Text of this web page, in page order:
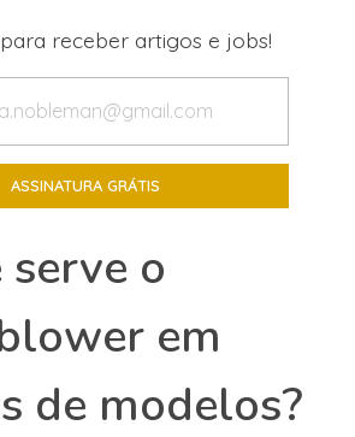
receber artigos e jobs!
serve o
em
de modelos?